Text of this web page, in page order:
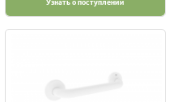
Узнать о поступлении